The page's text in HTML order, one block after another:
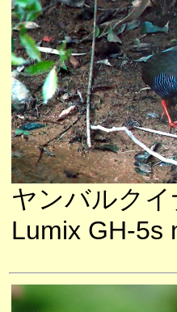
ヤンバルクイ
Lumix GH-5s